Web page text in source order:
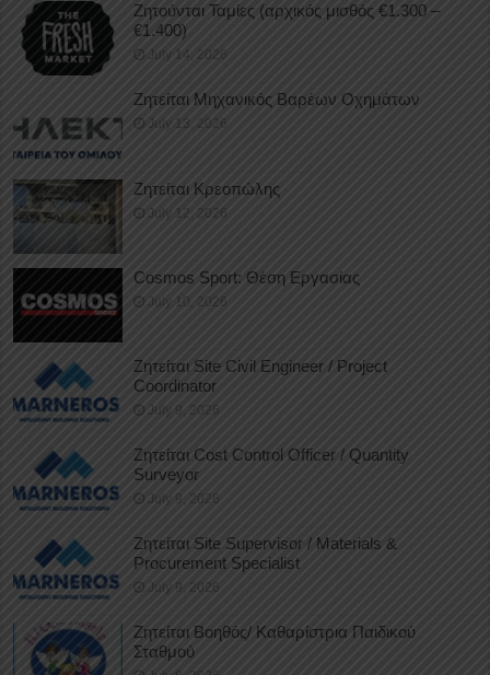
Ζητούνται Ταμίες (αρχικός μισθός €1.300 –
€1.400)
July 14, 2026
Ζητείται Μηχανικός Βαρέων Οχημάτων
July 13, 2026
Ζητείται Κρεοπώλης
July 12, 2026
Cosmos Sport: Θέση Εργασίας
July 10, 2026
Ζητείται Site Civil Engineer / Project
Coordinator
July 9, 2026
Ζητείται Cost Control Officer / Quantity
Surveyor
July 9, 2026
Ζητείται Site Supervisor / Materials &
Procurement Specialist
July 9, 2026
Ζητείται Βοηθός/ Καθαρίστρια Παιδικού
Σταθμού